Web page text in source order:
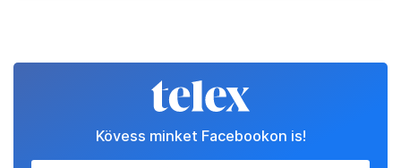
Kövess minket Facebookon is!